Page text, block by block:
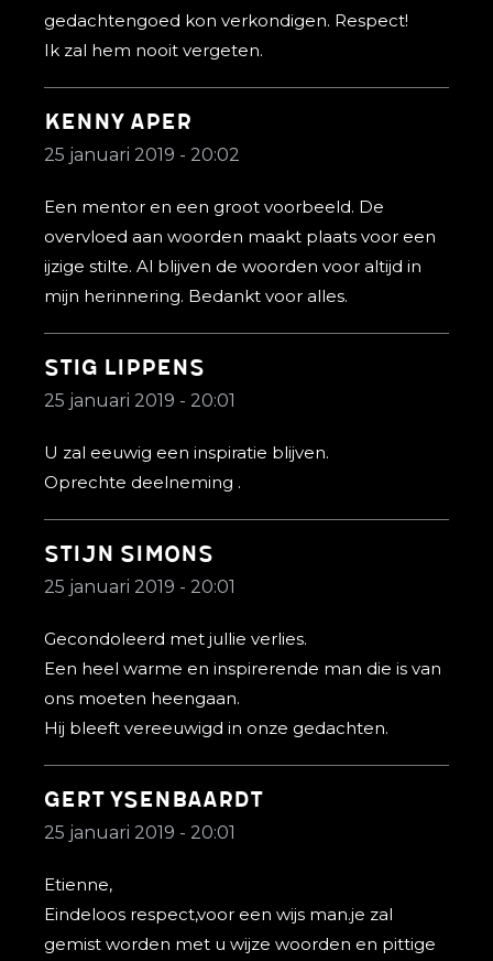
gedachtengoed kon verkondigen. Respect!
Ik zal hem nooit vergeten.
Kenny Aper
25 januari 2019 - 20:02
Een mentor en een groot voorbeeld. De
overvloed aan woorden maakt plaats voor een
ijzige stilte. Al blijven de woorden voor altijd in
mijn herinnering. Bedankt voor alles.
Stig Lippens
25 januari 2019 - 20:01
U zal eeuwig een inspiratie blijven.
Oprechte deelneming .
Stijn Simons
25 januari 2019 - 20:01
Gecondoleerd met jullie verlies.
Een heel warme en inspirerende man die is van
ons moeten heengaan.
Hij bleeft vereeuwigd in onze gedachten.
Gert ysenbaardt
25 januari 2019 - 20:01
Etienne,
Eindeloos respect,voor een wijs man.je zal
gemist worden met u wijze woorden en pittige